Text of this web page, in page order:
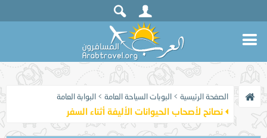
الصفحة الرئيسية > البوبات السياحة العامة > البوابة العامة
نصائح لأصحاب الحيوانات الأليفة أثناء السفر